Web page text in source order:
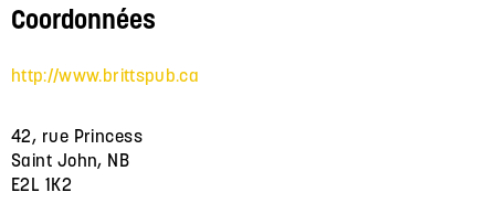
Coordonnées
http://www.brittspub.ca
42, rue Princess
Saint John, NB
E2L 1K2